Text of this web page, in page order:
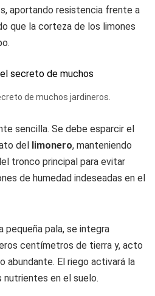
aportando resistencia frente a
que la corteza de los limones
de muchos jardineros.
sencilla. Se debe esparcir el
del limonero, manteniendo
tronco principal para evitar
de humedad indeseadas en el
pequeña pala, se integra
centímetros de tierra y, acto
abundante. El riego activará la
nutrientes en el suelo.